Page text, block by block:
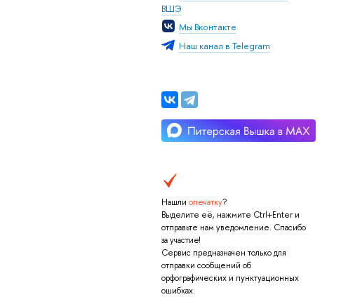
ВШЭ
Мы Вконтакте
Наш канал в Telegram
Нашли опечатку?
Выделите её, нажмите Ctrl+Enter и
отправьте нам уведомление. Спасибо
за участие!
Сервис предназначен только для
отправки сообщений об
орфографических и пунктуационных
ошибках.